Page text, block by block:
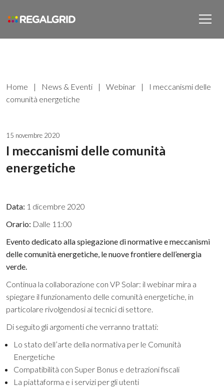
Home | News & Eventi | Webinar |
I meccanismi delle
comunità energetiche
15 novembre 2020
I meccanismi delle comunità
energetiche
Data: 1 dicembre 2020
Orario: Dalle 11:00
Evento dedicato alla spiegazione di normative e meccanismi
delle comunità energetiche, le nuove frontiere dell’energia
verde.
Continua la collaborazione con VP Solar: il webinar mira a
spiegare il funzionamento delle comunità energetiche, in
particolare rivolgendosi ai tecnici di settore.
Di seguito gli argomenti che verranno trattati:
Lo stato dell’arte della normativa per le Comunità
Energetiche
Compatibilità con Super Bonus e detrazioni fiscali
La piattaforma e i servizi per gli utenti